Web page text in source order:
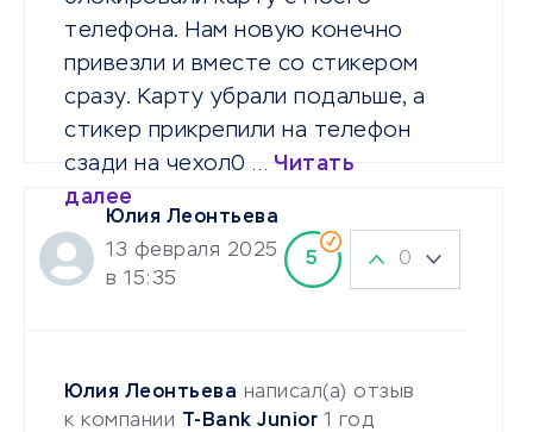
телефона. Нам новую конечно
привезли и вместе со стикером
сразу. Карту убрали подальше, а
стикер прикрепили на телефон
сзади на чехол0 … Читать
далее
Юлия Леонтьева
13 февраля 2025
в 15:35
5 0
Юлия Леонтьева написал(а) отзыв
к компании
T-Bank Junior 1 год